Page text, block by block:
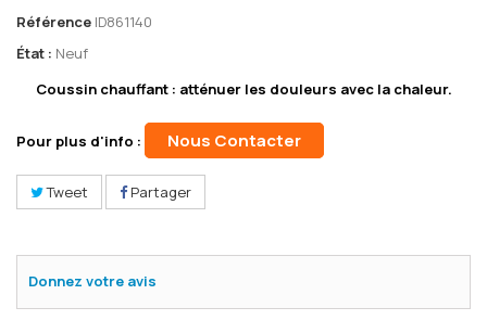
Référence ID861140
État : Neuf
Coussin chauffant : atténuer les douleurs avec la chaleur.
Pour plus d'info : Nous Contacter
Tweet Partager
Donnez votre avis